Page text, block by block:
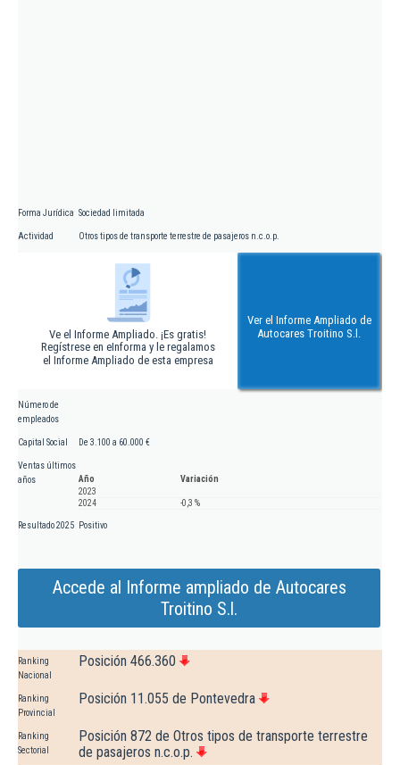
Forma Jurídica Sociedad limitada
Actividad Otros tipos de transporte terrestre de pasajeros n.c.o.p.
Ve el Informe Ampliado. ¡Es gratis!
Regístrese en eInforma y le regalamos
el Informe Ampliado de esta empresa
Ver el Informe Ampliado de
Autocares Troitino S.l.
Número de
empleados
Capital Social De 3.100 a 60.000 €
Ventas últimos
años
Año
Variación
2023
2024
-0,3 %
Resultado 2025 Positivo
Accede al Informe ampliado de Autocares
Troitino S.l.
Ranking
Nacional
Posición 466.360
Ranking
Provincial
Posición 11.055 de Pontevedra
Ranking
Sectorial
Posición 872 de Otros tipos de transporte terrestre
de pasajeros n.c.o.p.